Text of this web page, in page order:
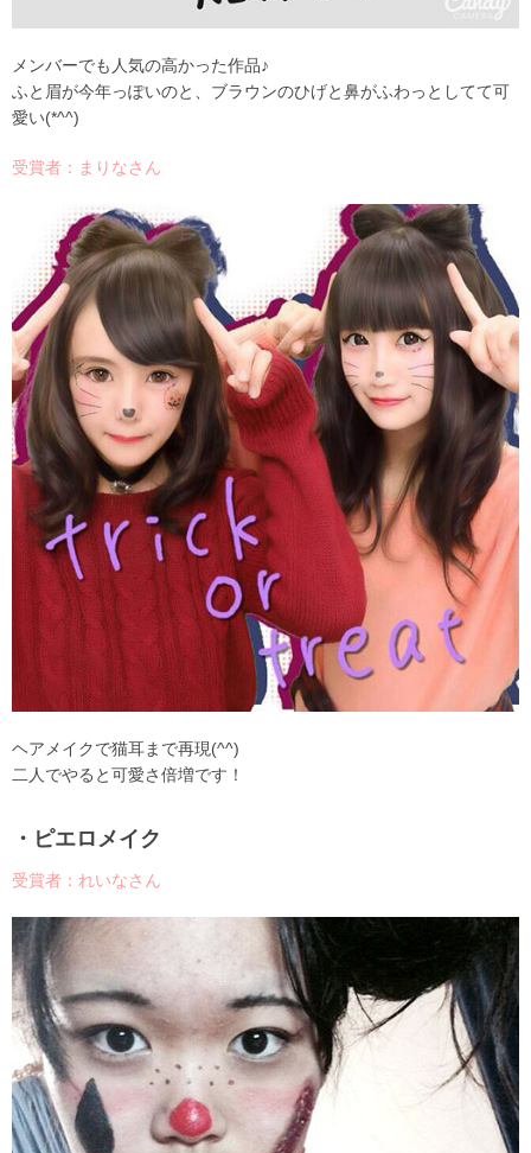
メンバーでも人気の高かった作品♪
ふと眉が今年っぽいのと、ブラウンのひげと鼻がふわっとしてて可
愛い(*^^)
受賞者：まりなさん
ヘアメイクで猫耳まで再現(^^)
二人でやると可愛さ倍増です！
・ピエロメイク
受賞者：れいなさん